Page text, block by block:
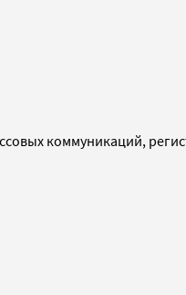
коммуникаций,